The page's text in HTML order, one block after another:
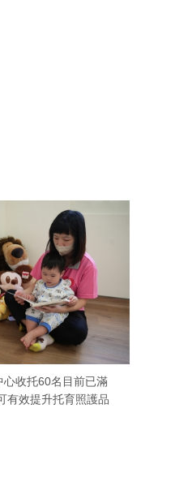
收托60名目前已滿
有效提升托育照護品